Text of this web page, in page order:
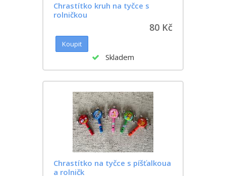
Chrastítko kruh na tyčce s
rolničkou
80 Kč
Skladem
Chrastítko na tyčce s píšťalkoua
a rolničk